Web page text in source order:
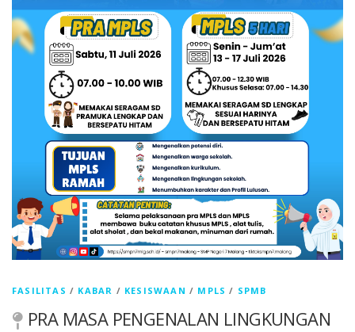
FASILITAS / KABAR / KESISWAAN / MPLS / SPMB
PRA MASA PENGENALAN LINGKUNGAN